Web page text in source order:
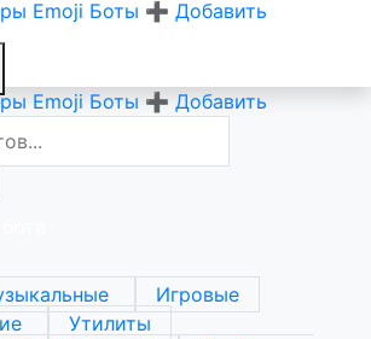
Emoji Боты ➕ Добавить
Emoji Боты ➕ Добавить
Игровые
Утилиты